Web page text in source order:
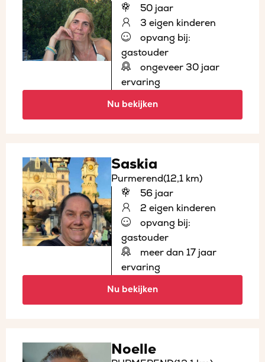
50 jaar
3 eigen kinderen
opvang bij:
gastouder
ongeveer 30 jaar
ervaring
Nu bekijken
Saskia
Purmerend(12,1 km)
56 jaar
2 eigen kinderen
opvang bij:
gastouder
meer dan 17 jaar
ervaring
Nu bekijken
Noelle